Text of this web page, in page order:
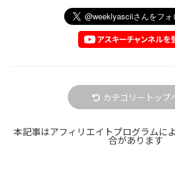
カテゴリートップ
本記事はアフィリエイトプログラムに
合があります